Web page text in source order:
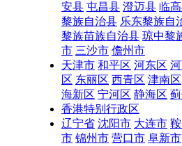
安县 屯昌县 澄迈县 临
黎族自治县 乐东黎族自
黎族苗族自治县 琼中黎
市 三沙市 儋州市
天津市 和平区 河东区
区 东丽区 西青区 津南区
海新区 宁河区 静海区
香港特别行政区
辽宁省 沈阳市 大连市
市 锦州市 营口市 阜新市